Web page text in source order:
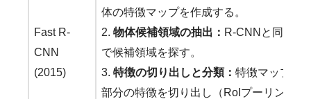
Fast R-
CNN
(2015)
体の特徴マップを作成する。
2. 物体候補領域の抽出： R-CNNと同じく
で候補領域を探す。
3. 特徴の切り出しと分類： 特徴マップか
部分の特徴を切り出し（RoIプーリング